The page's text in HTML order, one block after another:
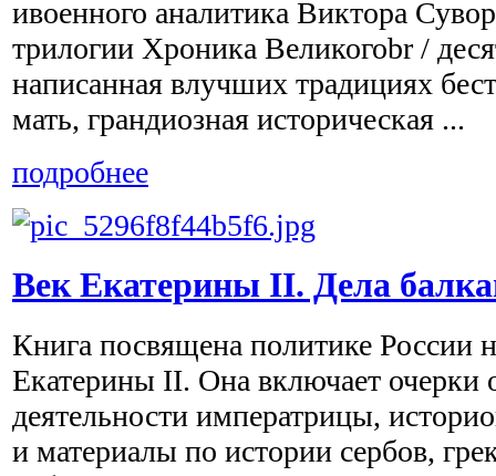
ивоенного аналитика Виктора
трилогии Хроника Великогоbr /
написанная влучших традициях
мать, грандиозная историческая ...
подробнее
Век Екатерины II. Дела
Книга посвящена политике России
Екатерины II. Она включает очерки
деятельности императрицы,
и материалы по истории сербов,